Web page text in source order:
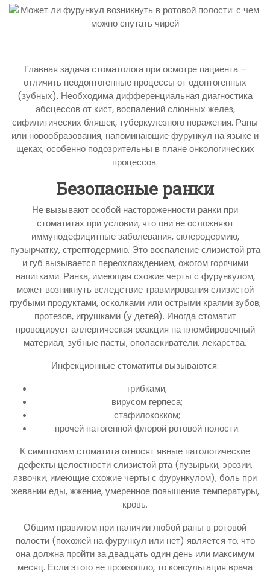
Главная задача стоматолога при осмотре пациента –
отличить неодонтогенные процессы от одонтогенных
(зубных). Необходима дифференциальная диагностика
абсцессов от кист, воспалений слюнных желез,
сифилитических бляшек, туберкулезного поражения. Раны
или новообразования, напоминающие фурункул на языке и
щеках, особенно подозрительны в плане онкологических
процессов.
Безопасные ранки
Не вызывают особой настороженности ранки при
стоматитах при условии, что они не осложняют
иммунодефицитные заболевания, склеродермию,
пузырчатку, стрептодермию. Это воспаление слизистой рта
и губ вызывается переохлаждением, ожогом горячими
напитками. Ранка, имеющая схожие черты с фурункулом,
может возникнуть вследствие травмирования слизистой
грубыми продуктами, осколками или острыми краями зубов,
протезов, игрушками (у детей). Иногда стоматит
провоцирует аллергическая реакция на пломбировочный
материал, зубные пасты, ополаскиватели, лекарства.
Инфекционные стоматиты вызываются:
грибками;
вирусом герпеса;
стафилококком;
прочей патогенной флорой ротовой полости.
К симптомам стоматита относят явные патологические
дефекты целостности слизистой рта (пузырьки, эрозии,
язвочки, имеющие схожие черты с фурункулом), боль при
жевании еды, жжение, умеренное повышение температуры,
кровь.
Общим правилом при наличии любой раны в ротовой
полости (похожей на фурункул или нет) является то, что
она должна пройти за двадцать один день или максимум
месяц. Если этого не произошло, то консультация врача